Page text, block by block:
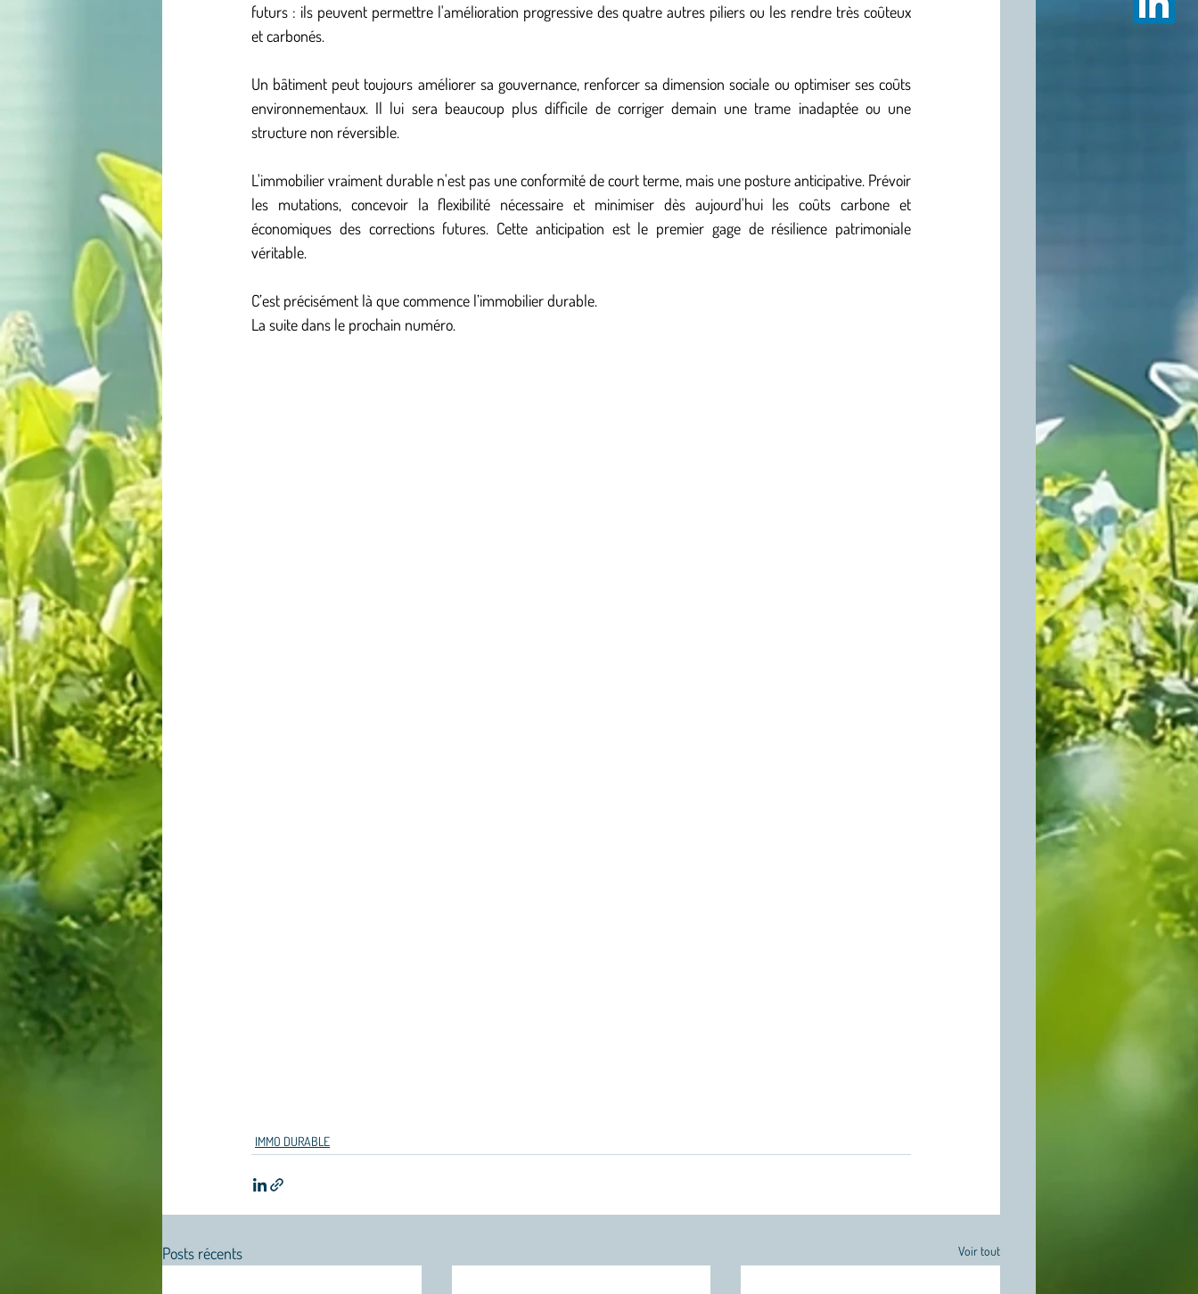
futurs : ils peuvent permettre l'amélioration progressive des quatre autres piliers ou les rendre très coûteux
et carbonés.
Un bâtiment peut toujours améliorer sa gouvernance, renforcer sa dimension sociale ou optimiser ses coûts
environnementaux. Il lui sera beaucoup plus difficile de corriger demain une trame inadaptée ou une
structure non réversible.
L'immobilier vraiment durable n'est pas une conformité de court terme, mais une posture anticipative. Prévoir
les mutations, concevoir la flexibilité nécessaire et minimiser dès aujourd'hui les coûts carbone et
économiques des corrections futures. Cette anticipation est le premier gage de résilience patrimoniale
véritable.
C’est précisément là que commence l’immobilier durable.
La suite dans le prochain numéro.
IMMO DURABLE
Posts récents Voir tout